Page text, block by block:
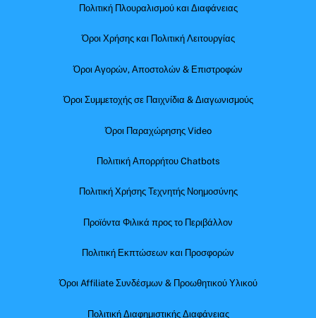
Πολιτική Πλουραλισμού και Διαφάνειας
Όροι Χρήσης και Πολιτική Λειτουργίας
Όροι Αγορών, Αποστολών & Επιστροφών
Όροι Συμμετοχής σε Παιχνίδια & Διαγωνισμούς
Όροι Παραχώρησης Video
Πολιτική Απορρήτου Chatbots
Πολιτική Χρήσης Τεχνητής Νοημοσύνης
Προϊόντα Φιλικά προς το Περιβάλλον
Πολιτική Εκπτώσεων και Προσφορών
Όροι Affiliate Συνδέσμων & Προωθητικού Υλικού
Πολιτική Διαφημιστικής Διαφάνειας